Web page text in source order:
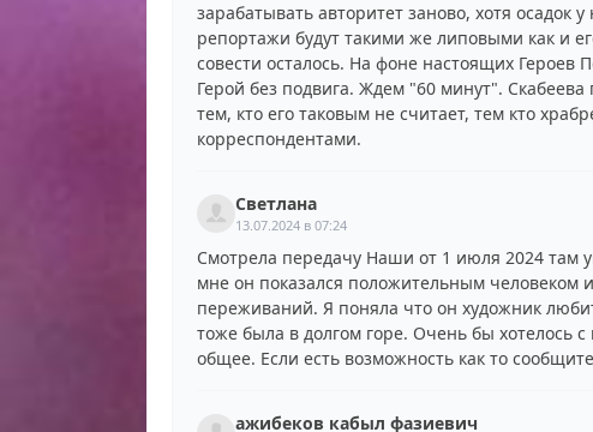
зарабатывать авторитет заново, хотя осадок
репортажи будут такими же липовыми как и
совести осталось. На фоне настоящих Героев
Герой без подвига. Ждем "60 минут". Скабеева
тем, кто его таковым не считает, тем кто
корреспондентами.
Светлана
13.07.2024 в 07:24
Смотрела передачу Наши от 1 июля 2024 там
мне он показался положительным
переживаний. Я поняла что он художник
тоже была в долгом горе. Очень бы хотелось
общее. Если есть возможность как то
ажибеков кабыл фазиевич